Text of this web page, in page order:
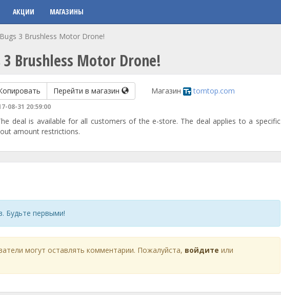
АКЦИИ МАГАЗИНЫ
3 Brushless Motor Drone!
3 Brushless Motor Drone!
Перейти в магазин
08-31 20:59:00
Магазин tomtop.com
deal is available for all customers of the e-store. The deal applies to a specific
amount restrictions.
Будьте первыми!
могут оставлять комментарии. Пожалуйста, войдите или